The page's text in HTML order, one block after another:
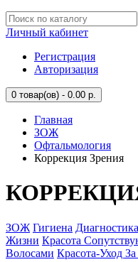
Личный кабинет
Регистрация
Авторизация
0 товар(ов) - 0.00 р.
Главная
ЗОЖ
Офтальмология
Коррекция Зрения
ЗОЖ Гигиена Диагностика
Жизни Красота
Волосами Красота-Уход